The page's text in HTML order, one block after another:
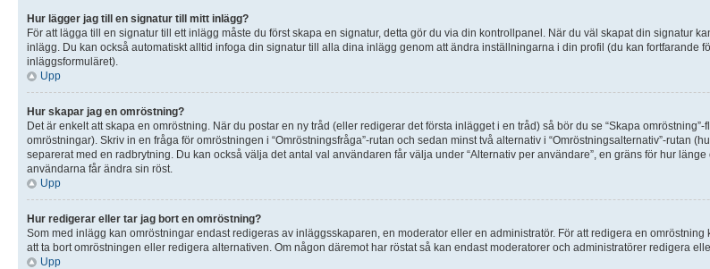
Hur lägger jag till en signatur till mitt inlägg?
För att lägga till en signatur till ett inlägg måste du först skapa en signatur, detta gör du via din kontrollpanel. När du väl skapat din signatur
inlägg. Du kan också automatiskt alltid infoga din signatur till alla dina inlägg genom att ändra inställningarna i din profil (du kan fortfarande
inläggsformuläret).
Upp
Hur skapar jag en omröstning?
Det är enkelt att skapa en omröstning. När du postar en ny tråd (eller redigerar det första inlägget i en tråd) så bör du se “Skapa
omröstningar). Skriv in en fråga för omröstningen i “Omröstningsfråga”-rutan och sedan minst två alternativ i “Omröstningsalternativ”-rutan
separerat med en radbrytning. Du kan också välja det antal val användaren får välja under “Alternativ per användare”, en gräns för hur
användarna får ändra sin röst.
Upp
Hur redigerar eller tar jag bort en omröstning?
Som med inlägg kan omröstningar endast redigeras av inläggsskaparen, en moderator eller en administratör. För att redigera en
att ta bort omröstningen eller redigera alternativen. Om någon däremot har röstat så kan endast moderatorer och administratörer redigera
Upp